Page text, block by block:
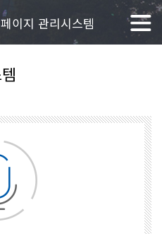
이지 관리시스템